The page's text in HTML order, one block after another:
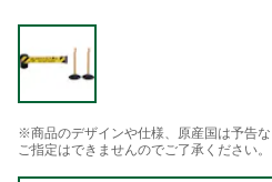
※商品のデザインや仕様、原産国は予告な
ご指定はできませんのでご了承ください。